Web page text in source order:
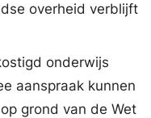
overheid verblijft
onderwijs
aanspraak kunnen
grond van de Wet